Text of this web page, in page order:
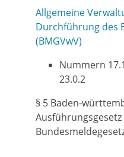
Allgemeine
Durchführung des
(BMGVwV)
Nummern
23.0.2
§ 5 Baden-
Ausführungsgesetz